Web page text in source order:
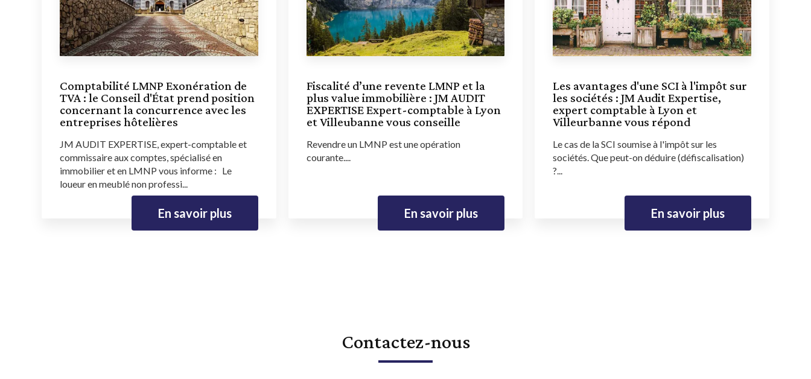
Comptabilité LMNP Exonération de
TVA : le Conseil d'État prend position
concernant la concurrence avec les
entreprises hôtelières
JM AUDIT EXPERTISE, expert-comptable et
commissaire aux comptes, spécialisé en
immobilier et en LMNP vous informe : Le
loueur en meublé non professi...
En savoir plus
Fiscalité d’une revente LMNP et la
plus value immobilière : JM AUDIT
EXPERTISE Expert-comptable à Lyon
et Villeubanne vous conseille
Revendre un LMNP est une opération
courante....
En savoir plus
Les avantages d'une SCI à l'impôt sur
les sociétés : JM Audit Expertise,
expert comptable à Lyon et
Villeurbanne vous répond
Le cas de la SCI soumise à l'impôt sur les
sociétés. Que peut-on déduire (défiscalisation)
?...
En savoir plus
Contactez-nous